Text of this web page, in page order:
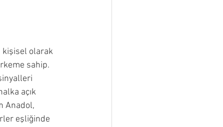
kişisel olarak
sahip.
açık
Anadol,
eşliğinde